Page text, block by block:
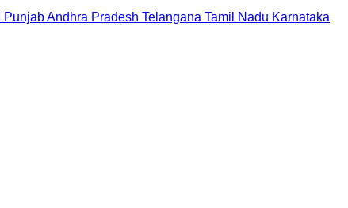
PunjabAndhra Pradesh Telangana Tamil Nadu Karnataka